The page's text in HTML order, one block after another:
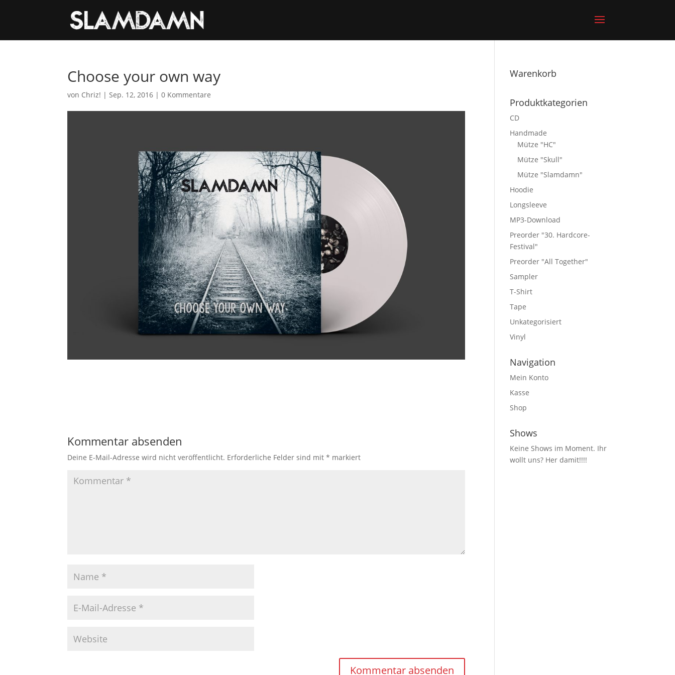
Choose your own way
von Chriz! |Sep. 12, 2016 |0 Kommentare
Kommentar absenden
Deine E-Mail-Adresse wird nicht veröffentlicht. Erforderliche Felder sind mit* markiert
Warenkorb
Produktkategorien
CD
Handmade
Mütze "HC"
Mütze "Skull"
Mütze "Slamdamn"
Hoodie
Longsleeve
MP3-Download
Preorder "30. Hardcore-
Festival"
Preorder "All Together"
Sampler
T-Shirt
Tape
Unkategorisiert
Vinyl
Navigation
Mein Konto
Kasse
Shop
Shows
Keine Shows im Moment. Ihr
wollt uns? Her damit!!!!